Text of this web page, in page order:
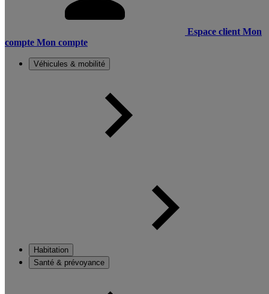
Espace client Mon
compte Mon compte
Véhicules & mobilité
Habitation
Santé & prévoyance